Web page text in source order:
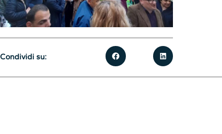
Condividi su: